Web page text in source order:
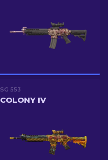
SG 553
COLONY IV